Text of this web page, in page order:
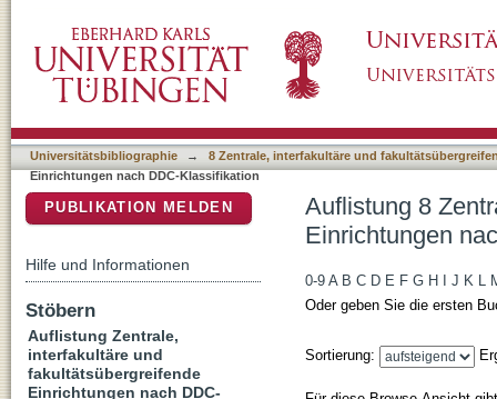
Klassifikation
Universitätsbibliographie →
8 Zentrale, interfakultäre und
Einrichtungen nach DDC-Klassifikation
Auflistung 8
Einrichtungen
0-9 A B C D E F G H J K L
Oder geben Sie die ersten
Sortierung:
PUBLIKATION MELDEN
Hilfe und Informationen
Stöbern
Auflistung Zentrale,
interfakultäre und
fakultätsübergreifende
Einrichtungen nach DDC-